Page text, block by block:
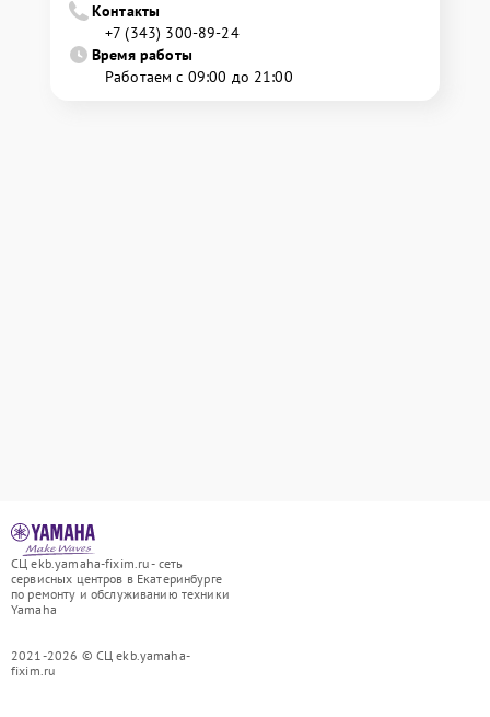
Контакты
+7 (343) 300-89-24
Время работы
Работаем с 09:00 до 21:00
СЦ ekb.yamaha-fixim.ru - сеть
сервисных центров в Екатеринбурге
по ремонту и обслуживанию техники
Yamaha
2021-2026 © СЦ ekb.yamaha-
fixim.ru